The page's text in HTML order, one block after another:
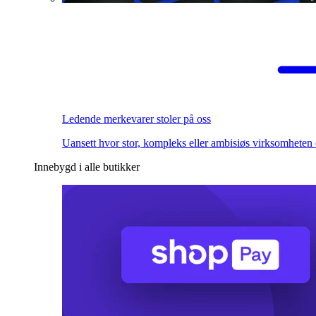
Ledende merkevarer stoler på oss
Uansett hvor stor, kompleks eller ambisiøs virksomheten
Innebygd i alle butikker